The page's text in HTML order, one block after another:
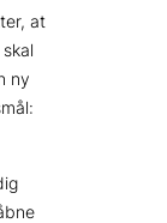
at
ny